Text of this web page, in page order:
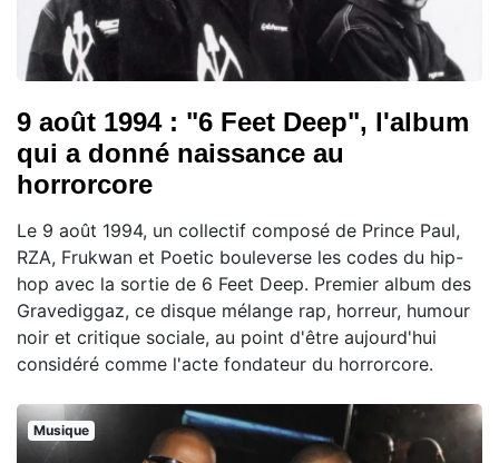
9 août 1994 : "6 Feet Deep", l'album
qui a donné naissance au
horrorcore
Le 9 août 1994, un collectif composé de Prince Paul,
RZA, Frukwan et Poetic bouleverse les codes du hip-
hop avec la sortie de 6 Feet Deep. Premier album des
Gravediggaz, ce disque mélange rap, horreur, humour
noir et critique sociale, au point d'être aujourd'hui
considéré comme l'acte fondateur du horrorcore.
Musique